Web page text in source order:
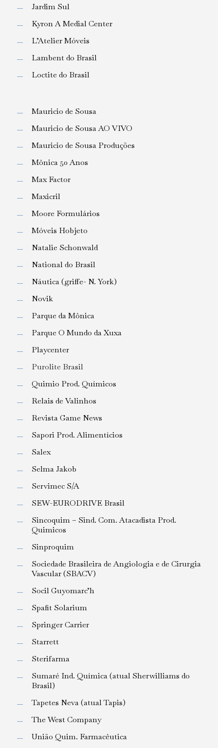
Jardim Sul
Kyron A Medial Center
L’Atelier Móveis
Lambent do Brasil
Loctite do Brasil
Mauricio de Sousa
Mauricio de Sousa AO VIVO
Mauricio de Sousa Produções
Mônica 50 Anos
Max Factor
Maxicril
Moore Formulários
Móveis Hobjeto
Natalie Schonwald
National do Brasil
Náutica (griffe- N. York)
Novik
Parque da Mônica
Parque O Mundo da Xuxa
Playcenter
Purolite Brasil
Quimio Prod. Químicos
Relais de Valinhos
Revista Game News
Sapori Prod. Alimentícios
Salex
Selma Jakob
Servimec S/A
SEW-EURODRIVE Brasil
Sincoquim – Sind. Com. Atacadista Prod.
Quimicos
Sinproquim
Sociedade Brasileira de Angiologia e de Cirurgia
Vascular (SBACV)
Socil Guyomarc’h
Spafit Solarium
Springer Carrier
Starrett
Sterifarma
Sumaré Ind. Química (atual Sherwilliams do
Brasil)
Tapetes Neva (atual Tapis)
The West Company
União Quim. Farmacêutica